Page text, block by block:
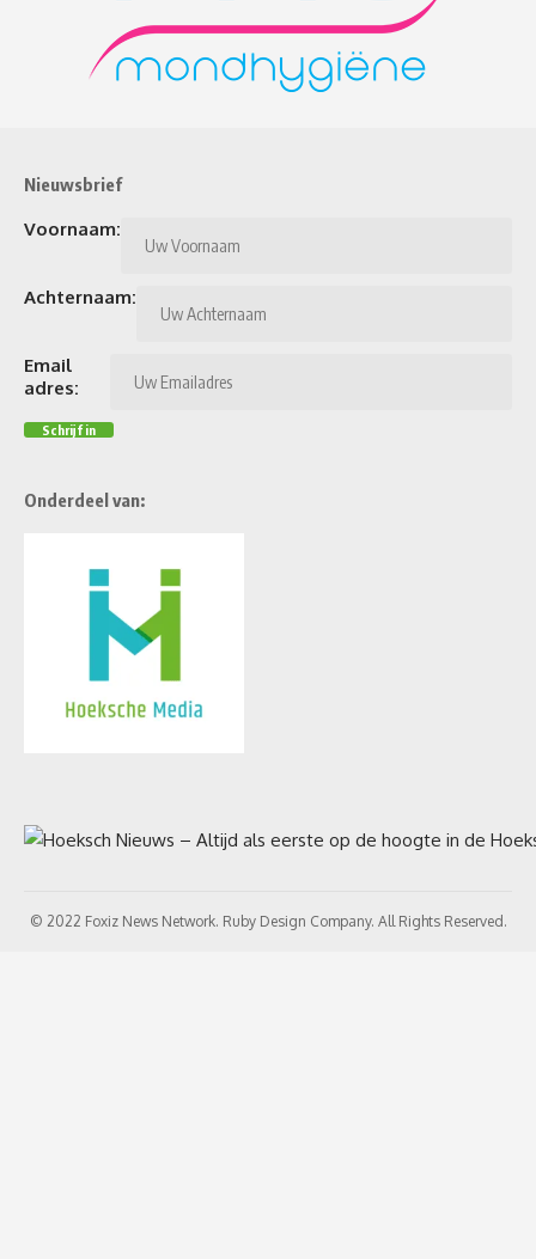
Nieuwsbrief
Voornaam:
Achternaam:
Email
adres:
Onderdeel van:
© 2022 Foxiz News Network. Ruby Design Company. All Rights Reserved.